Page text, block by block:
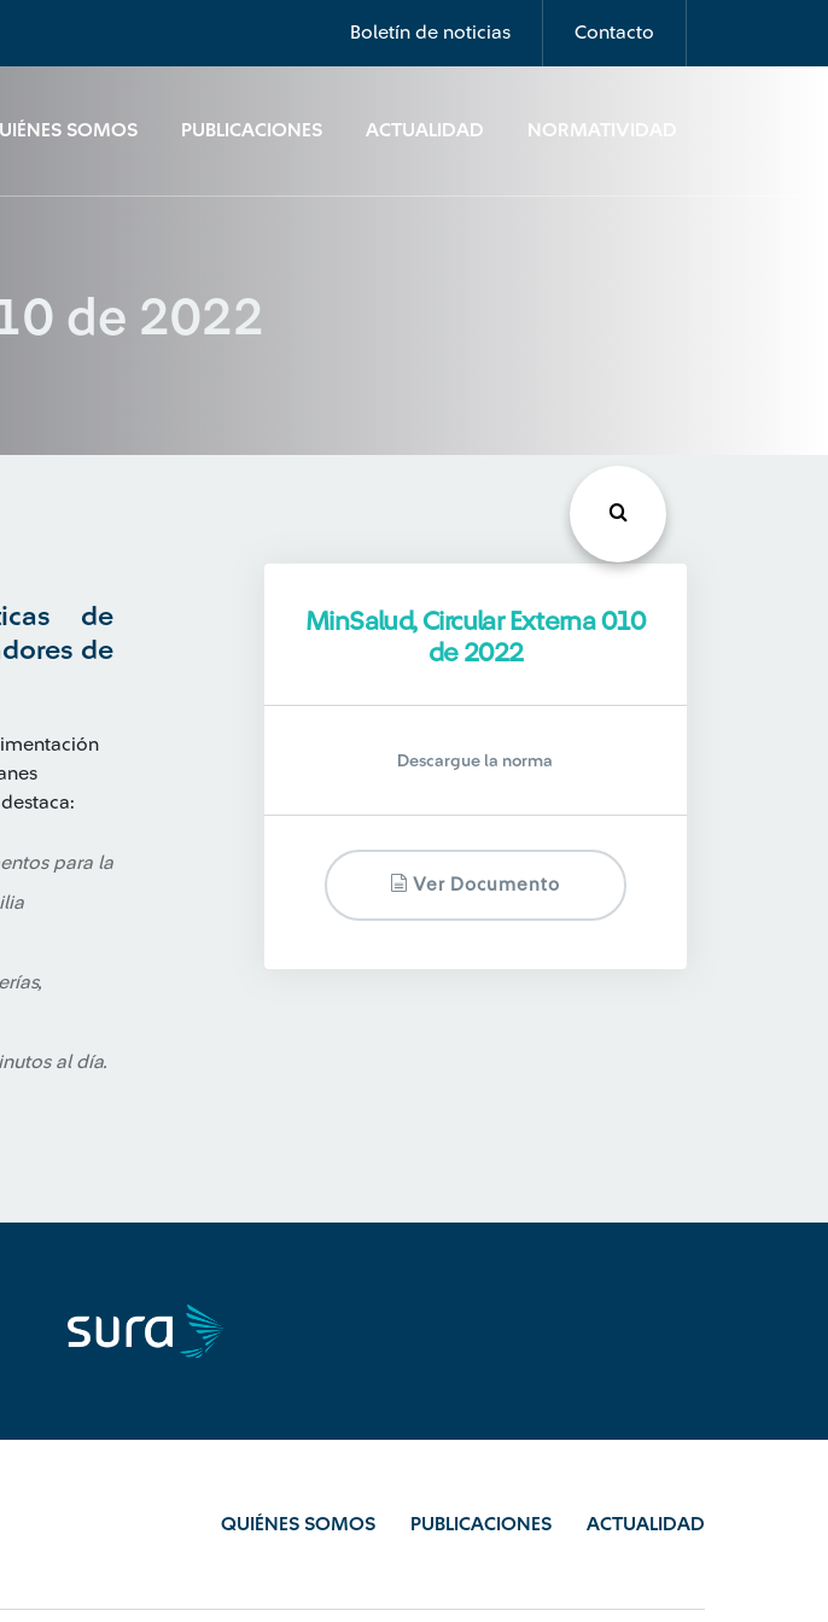
Boletín de noticias Contacto
SOMOS PUBLICACIONES ACTUALIDAD NORMATIVIDAD
de 2022
de
de
para la
al día.
MinSalud, Circular Externa 010
de 2022
Descargue la norma
Ver Documento
QUIÉNES SOMOS PUBLICACIONES ACTUALIDAD